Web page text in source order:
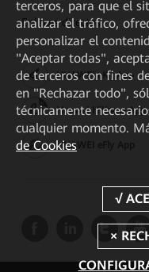
Enlaces directos
HUAWEI eKit App
Huawei HiKnow App
HUAWEI eFly App
terceros, para que el
analizar el tráfico,
personalizar el
"Aceptar todas",
de terceros con fines
en "Rechazar todo",
técnicamente
cualquier momento.
de Cookies